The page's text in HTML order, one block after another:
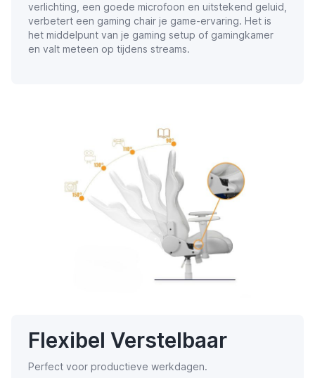
verlichting, een goede microfoon en uitstekend geluid,
verbetert een gaming chair je game-ervaring. Het is
het middelpunt van je gaming setup of gamingkamer
en valt meteen op tijdens streams.
Flexibel Verstelbaar
Perfect voor productieve werkdagen.